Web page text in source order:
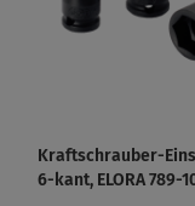
Kraftschrauber-
6-kant, ELORA 789-